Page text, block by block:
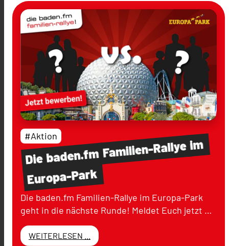
Diebaden.fmFamilien-Rallyeim
Europa-Park
#Aktion
Die baden.fm Familien-Rallye im Europa-Park
geht in die nächste Runde! Meldet Euch jetzt …
WEITERLESEN ...